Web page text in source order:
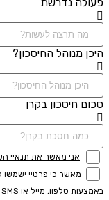
היכן מנוהל החיסכון?
סכום חיסכון בקרן
אני מאשר את תנאיי
מאשר כי פרטיי ישמשו
באמצעות טלפון, מייל או SMS מאיתנו או צד שלישי